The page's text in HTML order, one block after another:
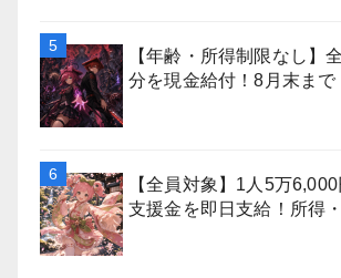
【年齢・所得制限なし】
分を現金給付！8月末まで
【全員対象】1人5万
支援金を即日支給！所得